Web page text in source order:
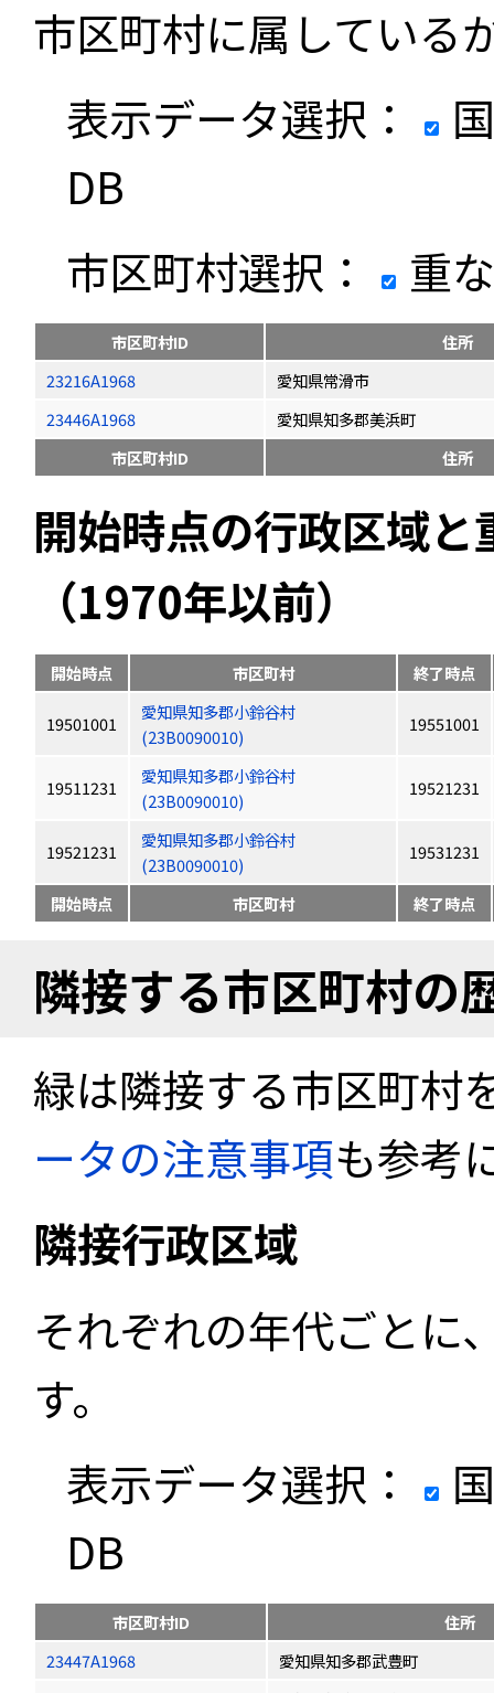
市区町村に属している
表示データ選択：
DB
市区町村選択：
重
市区町村ID
住所
23216A1968
愛知県常滑市
23446A1968
愛知県知多郡美浜町
市区町村ID
住所
開始時点の行政区域
（1970年以前）
開始時点 市区町村 終了時点
19501001
愛知県知多郡小鈴谷村
(23B0090010)
19551001
19511231
愛知県知多郡小鈴谷村
(23B0090010)
19521231
19521231
愛知県知多郡小鈴谷村
(23B0090010)
19531231
開始時点 市区町村 終了時点
隣接する市区町村の
緑は隣接する市区町村
ータの注意事項も参考
隣接行政区域
それぞれの年代ごとに
す。
表示データ選択：
DB
市区町村ID
住所
23447A1968
愛知県知多郡武豊町